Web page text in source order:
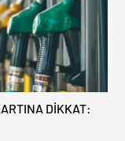
DİKKAT: